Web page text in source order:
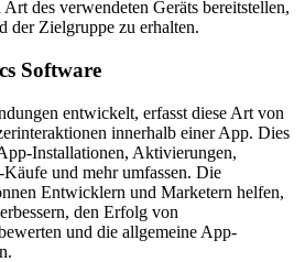
des verwendeten Geräts bereitstellen,
der Zielgruppe zu erhalten.
Software
entwickelt, erfasst diese Art von
innerhalb einer App. Dies
Installationen, Aktivierungen,
und mehr umfassen. Die
Entwicklern und Marketern helfen,
den Erfolg von
und die allgemeine App-